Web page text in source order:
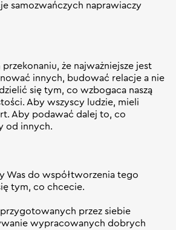
samozwańczych naprawiaczy
że najważniejsze jest
innych, budować relacje a nie
się tym, co wzbogaca naszą
Aby wszyscy ludzie, mieli
Aby podawać dalej to, co
od innych.
Was do współtworzenia tego
tym, co chcecie.
przygotowanych przez siebie
wypracowanych dobrych